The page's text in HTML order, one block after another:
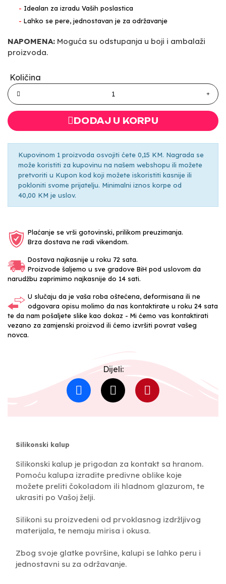
- Idealan za izradu Vaših poslastica
- Lahko se pere, jednostavan je za održavanje
NAPOMENA: Moguća su odstupanja u boji i ambalaži
proizvoda.
Količina
DODAJ U KORPU
Kupovinom 1 proizvoda osvojiti ćete 0,15 KM. Nagrada se
može koristiti za kupovinu na našem webshopu ili možete
pretvoriti u Kupon kod koji možete iskoristiti kasnije ili
pokloniti svome prijatelju. Minimalni iznos korpe od
40,00 KM je uslov.
Plaćanje se vrši gotovinski, prilikom preuzimanja.
Brza dostava ne radi vikendom.
Dostava najkasnije u roku 72 sata.
Proizvode šaljemo u sve gradove BiH pod uslovom da
narudžbu zaprimimo najkasnije do 14 sati.
U slučaju da je vaša roba oštećena, deformisana ili ne
odgovara opisu molimo da nas kontaktirate u roku 24 sata
te da nam pošaljete slike kao dokaz - Mi ćemo vas kontaktirati
vezano za zamjenski proizvod ili ćemo izvršiti povrat vašeg
novca.
Dijeli:
Silikonski kalup
Silikonski kalup je prigodan za kontakt sa hranom.
Pomoću kalupa izradite predivne oblike koje
možete preliti čokoladom ili hladnom glazurom, te
ukrasiti po Vašoj želji.
Silikoni su proizvedeni od prvoklasnog izdržljivog
materijala, te nemaju mirisa i okusa.
Zbog svoje glatke površine, kalupi se lahko peru i
jednostavni su za održavanje.